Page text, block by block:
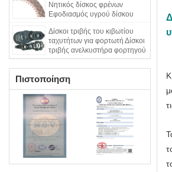
Νητικός δίσκος φρένων
Εφοδιασμός υγρού δίσκου
Δίσκοι τριβής του κιβωτίου
ταχυτήτων για φορτωτή Δίσκοι
τριβής ανελκυστήρα φορτηγού
Δίσκος επένδυσης φρένων
συμπλέκτη
Πιστοποίηση